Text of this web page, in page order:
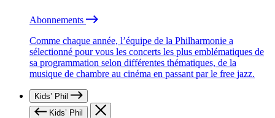
Abonnements
Comme chaque année, l’équipe de la Philharmonie a
sélectionné pour vous les concerts les plus emblématiques de
sa programmation selon différentes thématiques, de la
musique de chambre au cinéma en passant par le free jazz.
Kids’ Phil
Kids’ Phil